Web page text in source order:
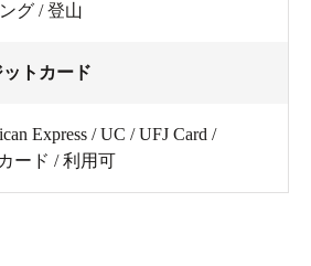
グ / 登山
トカード
Express / UC / UFJ Card /
ード / 利用可